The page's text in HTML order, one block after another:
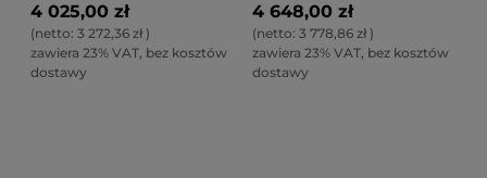
4 025,00 zł
(netto: 3 272,36 zł)
zawiera 23% VAT, bez kosztów
dostawy
4 648,00 zł
(netto: 3 778,86 zł)
zawiera 23% VAT, bez kosztów
dostawy